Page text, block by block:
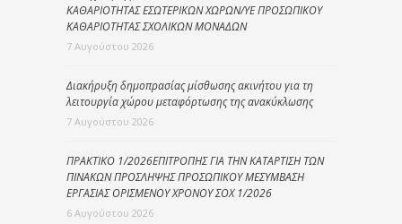
ΚΑΘΑΡΙΟΤΗΤΑΣ ΕΣΩΤΕΡΙΚΩΝ ΧΩΡΩΝ/ΥΕ ΠΡΟΣΩΠΙΚΟΥ
ΚΑΘΑΡΙΟΤΗΤΑΣ ΣΧΟΛΙΚΩΝ ΜΟΝΑΔΩΝ
7 Αυγούστου 2026
Διακήρυξη δημοπρασίας μίσθωσης ακινήτου για τη
λειτουργία χώρου μεταφόρτωσης της ανακύκλωσης
7 Αυγούστου 2026
ΠΡΑΚΤΙΚΟ 1/2026ΕΠΙΤΡΟΠΗΣ ΓΙΑ ΤΗΝ ΚΑΤΑΡΤΙΣΗ ΤΩΝ
ΠΙΝΑΚΩΝ ΠΡΟΣΛΗΨΗΣ ΠΡΟΣΩΠΙΚΟΥ ΜΕΣΥΜΒΑΣΗ
ΕΡΓΑΣΙΑΣ ΟΡΙΣΜΕΝΟΥ ΧΡΟΝΟΥ ΣΟΧ 1/2026
6 Αυγούστου 2026